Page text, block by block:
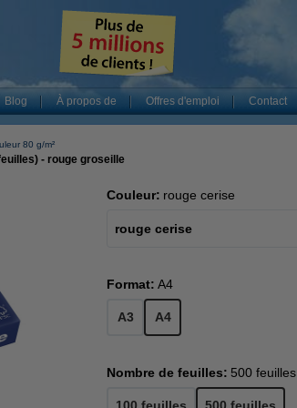
Blog À propos de Offres d'emploi Contact
80 g/m²
- rouge groseille
Couleur: rouge cerise
rouge cerise
Format: A4
A3 A4
Nombre de feuilles: 500 feuilles